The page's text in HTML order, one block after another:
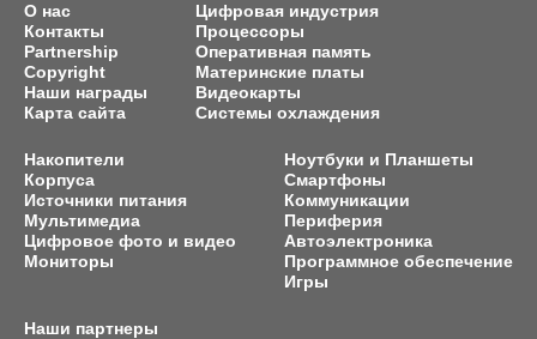
О нас
Контакты
Partnership
Copyright
Наши награды
Карта сайта
Цифровая индустрия
Процессоры
Оперативная память
Материнские платы
Видеокарты
Системы охлаждения
Накопители
Корпуса
Источники питания
Мультимедиа
Цифровое фото и видео
Мониторы
Ноутбуки и Планшеты
Смартфоны
Коммуникации
Периферия
Автоэлектроника
Программное обеспечение
Игры
Наши партнеры